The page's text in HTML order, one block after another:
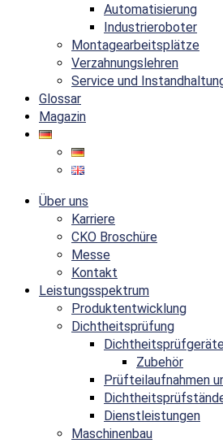
Automatisierung
Industrieroboter
Montagearbeitsplätze
Verzahnungslehren
Service und
Glossar
Magazin
Über uns
Karriere
CKO Broschüre
Messe
Kontakt
Leistungsspektrum
Produktentwicklung
Dichtheitsprüfung
Zubehör
Prüfteilaufnahmen
Dienstleistungen
Maschinenbau